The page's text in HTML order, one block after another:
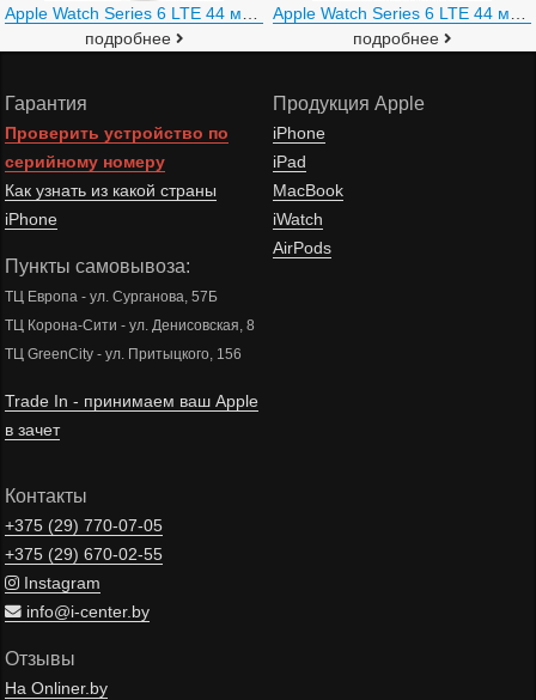
подробнее
подробнее
Гарантия
Проверить устройство по
серийному номеру
Как узнать из какой страны
iPhone
Пункты самовывоза:
ТЦ Европа - ул. Сурганова, 57Б
ТЦ Корона-Сити - ул. Денисовская, 8
ТЦ GreenCity - ул. Притыцкого, 156
Trade In - принимаем ваш Apple
в зачет
Продукция Apple
iPhone
iPad
MacBook
iWatch
AirPods
Контакты
+375 (29)770-07-05
+375 (29)670-02-55
Instagram
info@i-center.by
Отзывы
На Onliner.by